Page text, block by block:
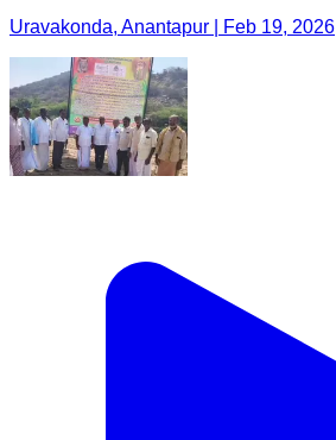
Uravakonda, Anantapur | Feb 19, 2026